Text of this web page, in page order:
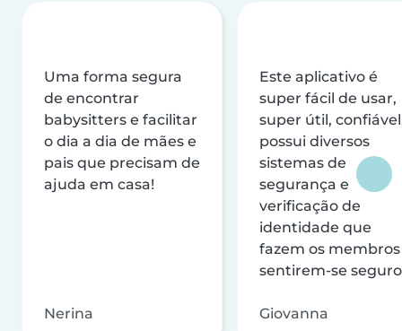
Uma forma segura
de encontrar
babysitters e facilitar
o dia a dia de mães e
pais que precisam de
ajuda em casa!
Nerina
Este aplicativo é
super fácil de usar,
super útil,
possui diversos
sistemas de
segurança e
verificação de
identidade que
fazem os membros
sentirem-se
Giovanna